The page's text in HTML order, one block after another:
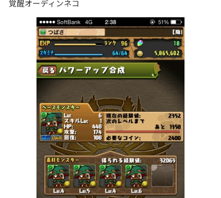
覚醒オーディンネコ